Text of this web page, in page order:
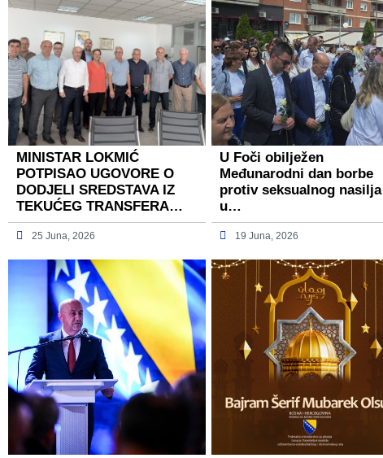
MINISTAR LOKMIĆ
POTPISAO UGOVORE O
DODJELI SREDSTAVA IZ
TEKUĆEG TRANSFERA…
25 Juna, 2026
U Foči obilježen
Međunarodni dan borbe
protiv seksualnog nasilja
u…
19 Juna, 2026